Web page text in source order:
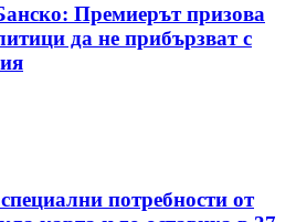
Премиерът призова
да не прибързват с
потребности от